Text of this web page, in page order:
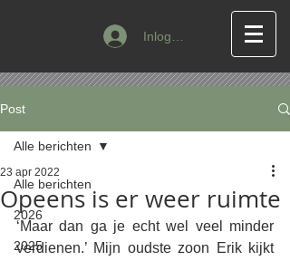
Inloggen
Post
Alle berichten
2026
2025
Alle berichten
Opeens is er weer ruimte
23 apr 2022
‘Maar dan ga je echt wel veel minder
verdienen.’ Mijn oudste zoon Erik kijkt